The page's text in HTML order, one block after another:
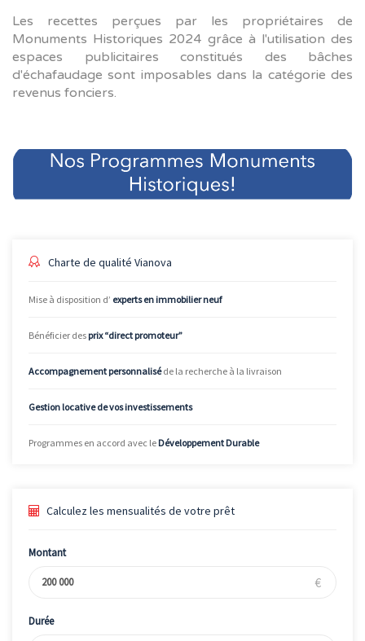
Les recettes perçues par les propriétaires de
Monuments Historiques 2024 grâce à l'utilisation des
espaces publicitaires constitués des bâches
d'échafaudage sont imposables dans la catégorie des
revenus fonciers.
Charte de qualité Vianova
Mise à disposition d’ experts en immobilier neuf
Bénéficier des prix “direct promoteur”
Accompagnement personnaliséde la recherche à la livraison
Gestion locative de vos investissements
Programmes en accord avec le Développement Durable
Calculez les mensualités de votre prêt
Montant
€
Durée